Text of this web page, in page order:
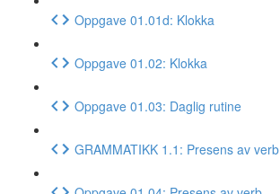
Oppgave 01.01d: Klokka
Oppgave 01.02: Klokka
Oppgave 01.03: Daglig rutine
GRAMMATIKK 1.1: Presens av verb